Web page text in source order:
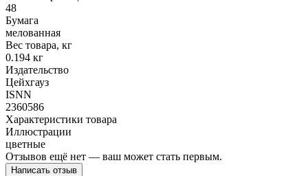
48
Бумага
мелованная
Вес товара, кг
0.194 кг
Издательство
Цейхгауз
ISNN
2360586
Характеристики товара
Иллюстрации
цветные
Отзывов ещё нет — ваш может стать первым.
Написать отзыв